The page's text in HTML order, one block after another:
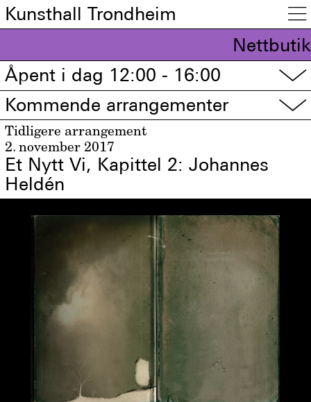
Kunsthall Trondheim 
Åpent i dag 12:00 - 16:00
▽
Kommende arrangementer ▽
Tidligere arrangement
2. november 2017
Et Nytt Vi, Kapittel 2: Johannes
Heldén